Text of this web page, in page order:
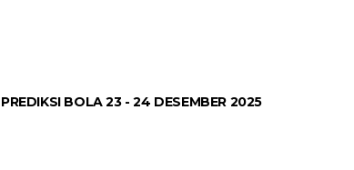
PREDIKSI BOLA 23 - 24 DESEMBER 2025